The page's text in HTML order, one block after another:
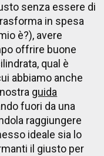
senza essere di
in spesa
è?), avere
offrire buone
qual è
abbiamo anche
guida
fuori da una
raggiungere
ideale sia lo
il giusto per